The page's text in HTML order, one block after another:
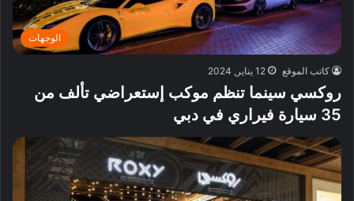
الوجهات
كاتب الموقع 12 يناير, 2024
روكسي سينما تنظم موكب إستعراضي تألف من
35 سيارة فيراري في دبي